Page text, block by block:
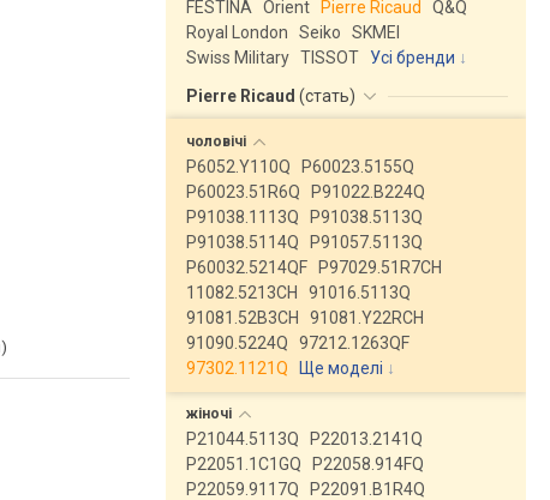
FESTINA
Orient Pierre Ricaud
Q&Q
Royal London
Seiko
SKMEI
Swiss Military TISSOT
Усі бренди
Pierre Ricaud (стать)
чоловічі
P6052.Y110Q
P60023.5155Q
P60023.51R6Q
P91022.B224Q
P91038.1113Q
P91038.5113Q
P91038.5114Q
P91057.5113Q
P60032.5214QF
P97029.51R7CH
11082.5213CH
91016.5113Q
91081.52B3CH
91081.Y22RCH
91090.5224Q
97212.1263QF
97302.1121Q
Ще моделі ↓
жіночі
P21044.5113Q
P22013.2141Q
P22051.1C1GQ
P22058.914FQ
P22059.9117Q
P22091.B1R4Q